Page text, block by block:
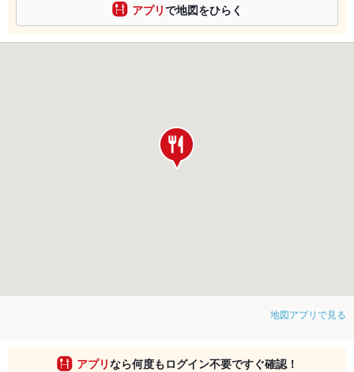
アプリで地図をひらく
地図アプリで見る
アプリなら何度もログイン不要ですぐ確認！